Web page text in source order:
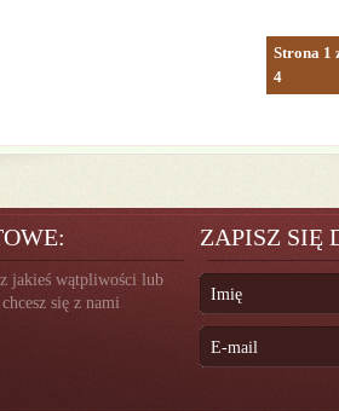
Strona 1
4
jakieś wątpliwości lub
się z nami
ZAPISZ SIĘ